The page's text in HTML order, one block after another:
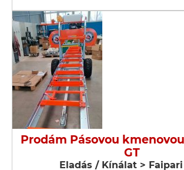
Prodám Pásovou kmenovou
GT
Eladás / Kínálat >